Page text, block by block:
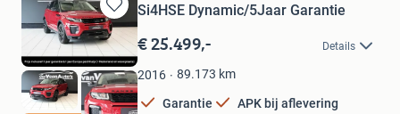
Bewaren
in
Mijn
Favorieten
Si4HSE Dynamic/5Jaar Garantie
€ 25.499,- Details
2016 89.173 km
Garantie
APK bij aflevering